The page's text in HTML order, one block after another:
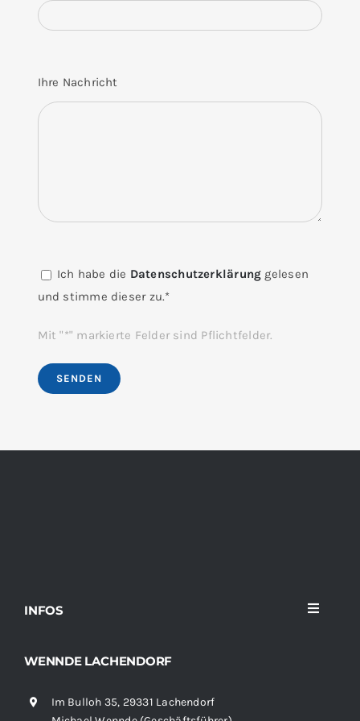
Ihre Nachricht
Ich habe die Datenschutzerklärung gelesen
und stimme dieser zu.*
Mit "*" markierte Felder sind Pflichtfelder.
INFOS
Toggle
Sortiment
WENNDE LACHENDORF
Im Bulloh 35, 29331 Lachendorf